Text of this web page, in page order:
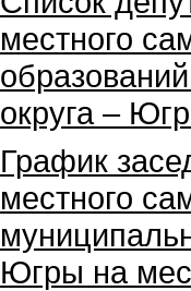
местного
округа –
График
местного
Югры на